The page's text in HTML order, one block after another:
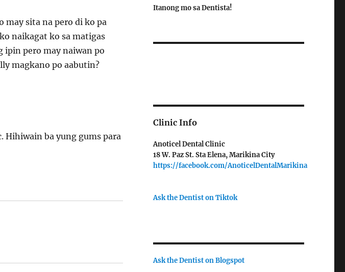
may sita na pero di ko pa
naikagat ko sa matigas
ipin pero may naiwan po
magkano po aabutin?
Hihiwain ba yung gums para
Itanong mo sa Dentista!
Clinic Info
Anoticel Dental Clinic
18 W. Paz St. Sta Elena, Marikina City
https://facebook.com/AnoticelDentalMarikina
Ask the Dentist on Tiktok
Ask the Dentist on Blogspot